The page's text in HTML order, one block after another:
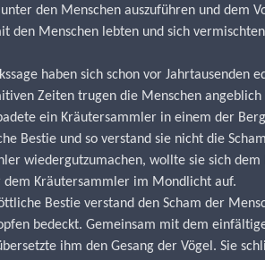
unter den Menschen auszuführen und dem
den Menschen lebten und sich
haben sich schon vor
Zeiten trugen die Menschen
ein Kräutersammler in einem der
Bestie und so verstand sie nicht die
wiedergutzumachen, wollte sie sich
dem Kräutersammler im Mondlicht auf.
Bestie verstand den Scham der
bedeckt. Gemeinsam mit dem
ihm den Gesang der Vögel. Sie